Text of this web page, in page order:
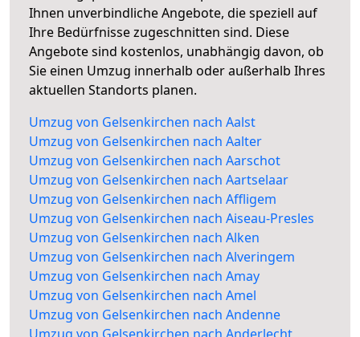
Ihnen unverbindliche Angebote, die speziell auf
Ihre Bedürfnisse zugeschnitten sind. Diese
Angebote sind kostenlos, unabhängig davon, ob
Sie einen Umzug innerhalb oder außerhalb Ihres
aktuellen Standorts planen.
Umzug von Gelsenkirchen nach Aalst
Umzug von Gelsenkirchen nach Aalter
Umzug von Gelsenkirchen nach Aarschot
Umzug von Gelsenkirchen nach Aartselaar
Umzug von Gelsenkirchen nach Affligem
Umzug von Gelsenkirchen nach Aiseau-Presles
Umzug von Gelsenkirchen nach Alken
Umzug von Gelsenkirchen nach Alveringem
Umzug von Gelsenkirchen nach Amay
Umzug von Gelsenkirchen nach Amel
Umzug von Gelsenkirchen nach Andenne